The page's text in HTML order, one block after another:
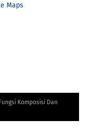
Maps
Komposisi Dan